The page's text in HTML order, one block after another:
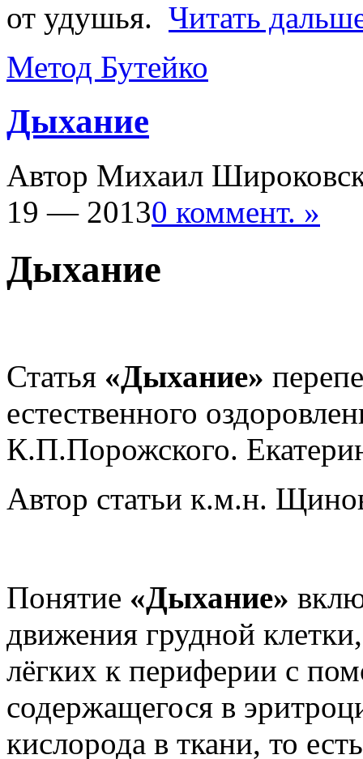
от удушья. Читать
Метод Бутейко
Дыхание
Автор Михаил
19 — 20130 коммент. »
Дыхание
Статья «Дыхание»
естественного
К.П.Порожского.
Автор статьи к.м.н.
Понятие «Дыхание»
движения грудной
лёгких к периферии с
содержащегося в
кислорода в ткани, то